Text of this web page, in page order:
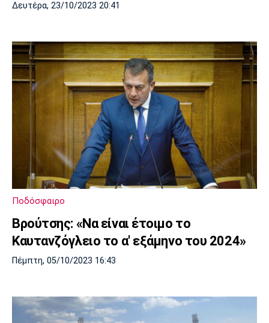
Δευτέρα, 23/10/2023 20:41
Ποδόσφαιρο
Βρούτσης: «Να είναι έτοιμο το
Καυτανζόγλειο το α' εξάμηνο του 2024»
Πέμπτη, 05/10/2023 16:43